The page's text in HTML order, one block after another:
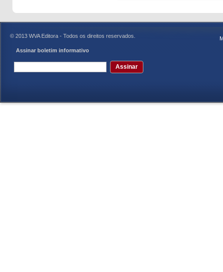
© 2013 WVA Editora - Todos os direitos reservados.
Assinar boletim informativo
Assinar